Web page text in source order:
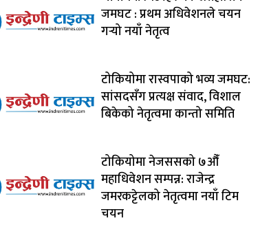
जमघट : प्रथम अधिवेशनले चयन
गर्‍यो नयाँ नेतृत्व
टोकियोमा रास्वपाको भव्य जमघट:
सांसदसँग प्रत्यक्ष संवाद, विशाल
बिकेको नेतृत्वमा कान्तो समिति
टोकियोमा नेजससको ७औँ
महाधिवेशन सम्पन्न: राजेन्द्र
जमरकट्टेलको नेतृत्वमा नयाँ टिम
चयन